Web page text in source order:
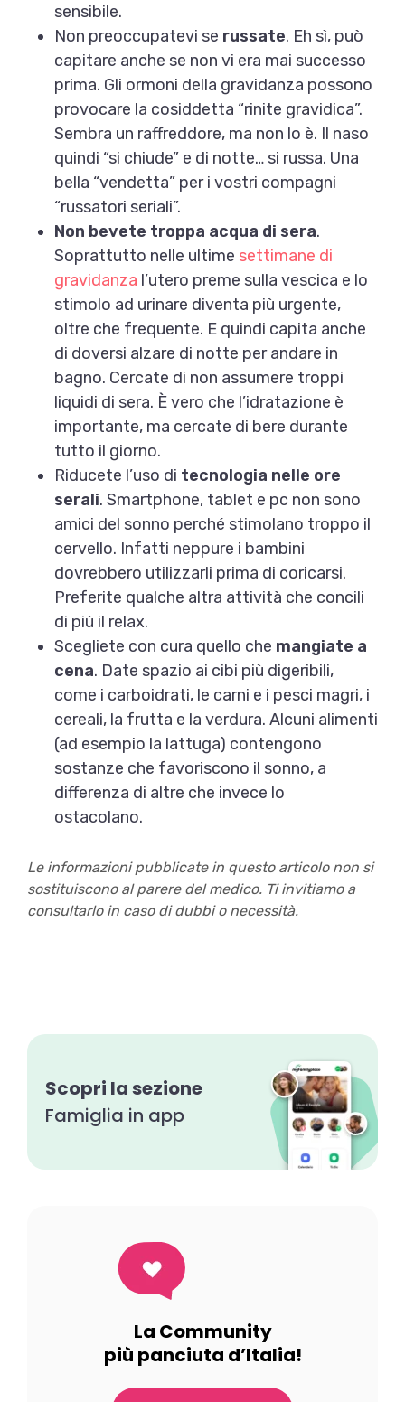
sensibile.
Non preoccupatevi se russate. Eh sì, può
capitare anche se non vi era mai successo
prima. Gli ormoni della gravidanza possono
provocare la cosiddetta “rinite gravidica”.
Sembra un raffreddore, ma non lo è. Il naso
quindi “si chiude” e di notte… si russa. Una
bella “vendetta” per i vostri compagni
“russatori seriali”.
Non bevete troppa acqua di sera.
Soprattutto nelle ultime settimane di
gravidanza l’utero preme sulla vescica e lo
stimolo ad urinare diventa più urgente,
oltre che frequente. E quindi capita anche
di doversi alzare di notte per andare in
bagno. Cercate di non assumere troppi
liquidi di sera. È vero che l’idratazione è
importante, ma cercate di bere durante
tutto il giorno.
Riducete l’uso di tecnologia nelle ore
serali. Smartphone, tablet e pc non sono
amici del sonno perché stimolano troppo il
cervello. Infatti neppure i bambini
dovrebbero utilizzarli prima di coricarsi.
Preferite qualche altra attività che concili
di più il relax.
Scegliete con cura quello che mangiate a
cena. Date spazio ai cibi più digeribili,
come i carboidrati, le carni e i pesci magri, i
cereali, la frutta e la verdura. Alcuni alimenti
(ad esempio la lattuga) contengono
sostanze che favoriscono il sonno, a
differenza di altre che invece lo
ostacolano.
Le informazioni pubblicate in questo articolo non si
sostituiscono al parere del medico. Ti invitiamo a
consultarlo in caso di dubbi o necessità.
Scopri la sezione
Famiglia in app
La Community
più panciuta d’Italia!